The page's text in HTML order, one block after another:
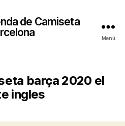
de Camiseta
Menú
barça 2020 el
ingles